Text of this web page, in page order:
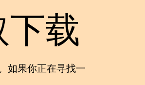
载
如果你正在寻找一